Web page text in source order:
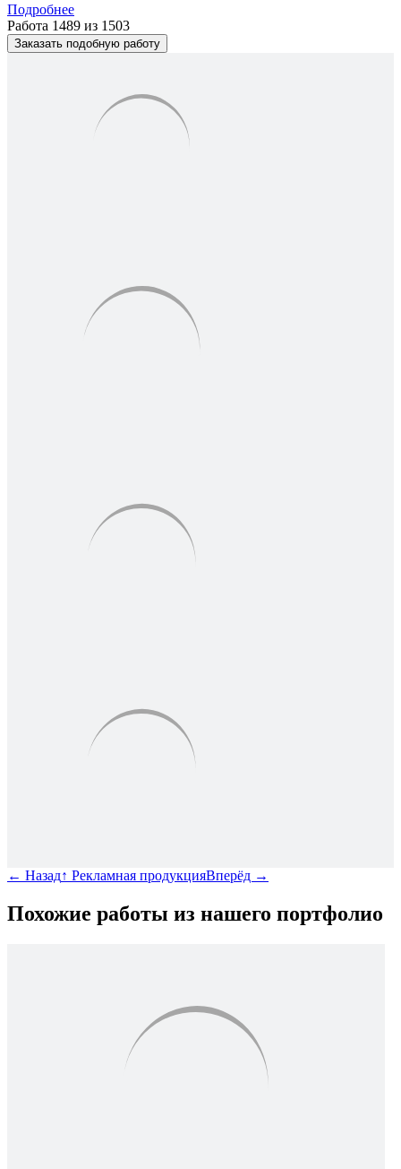
Подробнее
Работа 1489 из 1503
Заказать подобную работу
← Назад↑ Рекламная продукцияВперёд →
Похожие работы из нашего портфолио